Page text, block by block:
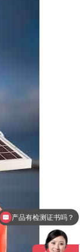
产品有检测证书吗？